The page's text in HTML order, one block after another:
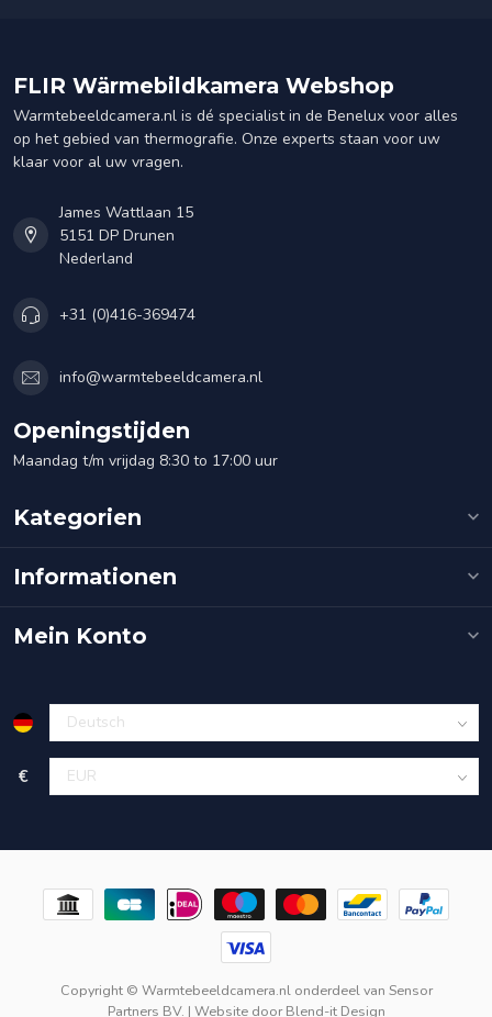
FLIR Wärmebildkamera Webshop
Warmtebeeldcamera.nl is dé specialist in de Benelux voor alles
op het gebied van thermografie. Onze experts staan voor uw
klaar voor al uw vragen.
James Wattlaan 15
5151 DP Drunen
Nederland
+31 (0)416-369474
info@warmtebeeldcamera.nl
Openingstijden
Maandag t/m vrijdag 8:30 to 17:00 uur
Kategorien
Informationen
Mein Konto
€
Copyright © Warmtebeeldcamera.nl onderdeel van Sensor
Partners BV. | Website doorBlend-it Design